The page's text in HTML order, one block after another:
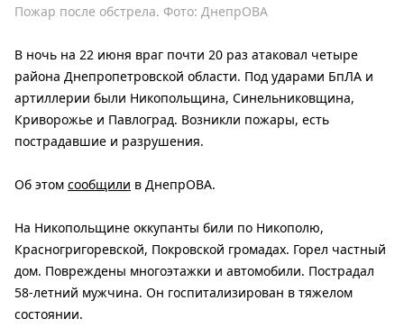
Пожар после обстрела. Фото: ДнепрОВА
В ночь на 22 июня враг почти 20 раз атаковал четыре
района Днепропетровской области. Под ударами БпЛА и
артиллерии были Никопольщина, Синельниковщина,
Криворожье и Павлоград. Возникли пожары, есть
пострадавшие и разрушения.
Об этом сообщили в ДнепрОВА.
На Никопольщине оккупанты били по Никополю,
Красногригоревской, Покровской громадах. Горел частный
дом. Повреждены многоэтажки и автомобили. Пострадал
58-летний мужчина. Он госпитализирован в тяжелом
состоянии.